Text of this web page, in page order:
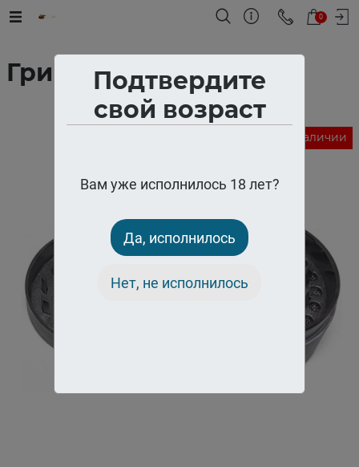
Подтвердите
свой возраст
Вам уже исполнилось 18 лет?
Да, исполнилось
Нет, не исполнилось
0
Гриндер металл №4
Нет в наличии